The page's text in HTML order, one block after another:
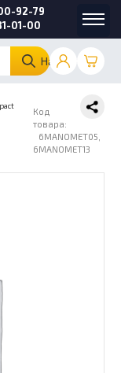
Найти
92-79
01-00
Код
товара:
6MANOMET05,
6MANOMET13